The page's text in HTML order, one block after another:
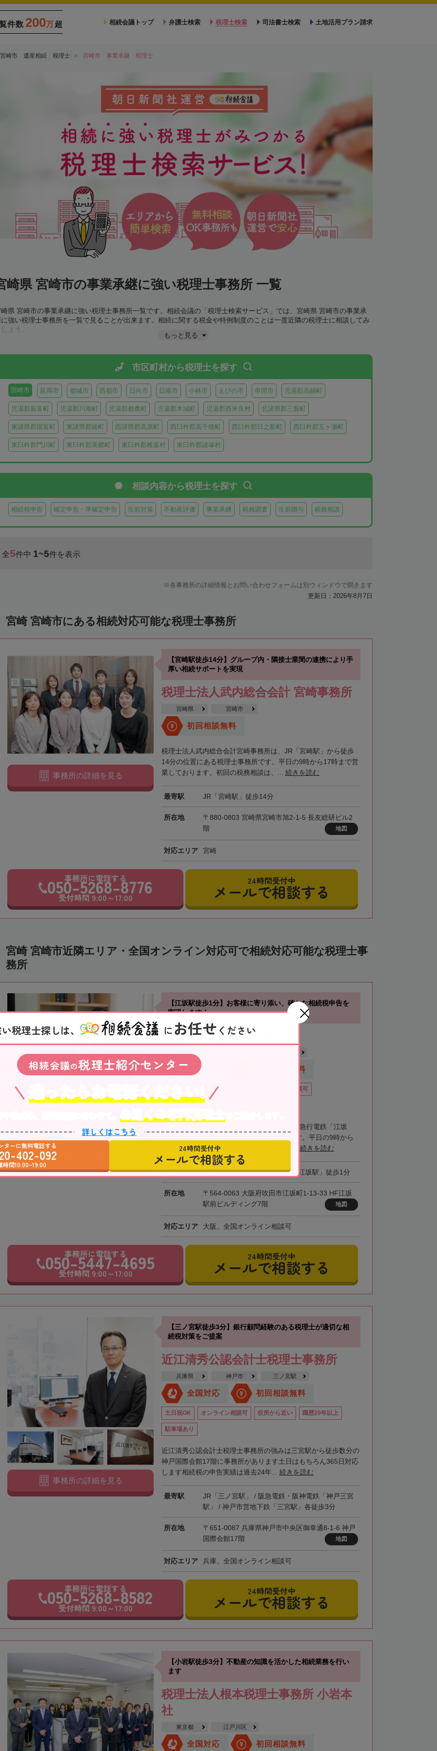
件数 200万超 相続会議トップ 弁護士検索 税理士検索 司法書士検索 土地活用プラン請求
宮崎市 遺産相続 税理士 宮崎市 事業承継 税理士
崎県 宮崎市の事業承継に強い税理士事務所 一覧
県 宮崎市の事業承継に強い税理士事務所一覧です。相続会議の「税理士検索サービス」では、宮崎県 宮崎市の事業承
強い税理士事務所を一覧で見ることが出来ます。相続に関する税金や特例制度のことは一度近隣の税理士に相談してみ
ょう。
もっと見る
市区町村から税理士を探す
宮崎市 延岡市 都城市 西都市 日向市 日南市 小林市 えびの市 串間市 児湯郡高鍋町
児湯郡新富町 児湯郡川南町 児湯郡都農町 児湯郡木城町 児湯郡西米良村 北諸県郡三股町
東諸県郡国富町 東諸県郡綾町 西諸県郡高原町 西臼杵郡高千穂町 西臼杵郡日之影町 西臼杵郡五ヶ瀬町
東臼杵郡門川町 東臼杵郡美郷町 東臼杵郡椎葉村 東臼杵郡諸塚村
相談内容から税理士を探す
相続税申告 確定申告・準確定申告 生前対策 不動産評価 事業承継 税務調査 生前贈与 税務相談
全5件中 1~5件を表示
各事務所の詳細情報とお問い合わせフォームは別ウィンドウで開きます
更新日：2026年8月7日
宮崎 宮崎市にある相続対応可能な税理士事務所
【宮崎駅徒歩14分】グループ内・隣接士業間の連携により手
厚い相続サポートを実現
税理士法人武内総合会計 宮崎事務所
宮崎県 宮崎市
初回相談無料
税理士法人武内総合会計宮崎事務所は、JR「宮崎駅」から徒歩
14分の位置にある税理士事務所です。平日の9時から17時まで営
業しております。初回の税務相談は、... 続きを読む
最寄駅 JR「宮崎駅」徒歩14分
所在地
〒880-0803 宮崎県宮崎市旭2-1-5 長友総研ビル2
階
地図
対応エリア 宮崎
事務所の詳細を見る
事務所に電話する
050-5268-8776
受付時間 9:00～17:00
24時間受付中
メールで相談する
宮崎 宮崎市近隣エリア・全国オンライン対応可で相続対応可能な税理士事
務所
【江坂駅徒歩1分】お客様に寄り添い、確かな相続税申告を
実現します！
OAG税理士法人 大阪
大阪府
全国対応 初回相談無料
在籍数10名以上 オンライン相談可
OAG税理士法人大阪は、大阪メトロ・北大阪急行電鉄「江坂
駅」から徒歩1分の位置にある税理士法人です。平日の9時から
17時まで営業しており、土日祝日や時間外... 続きを読む
最寄駅 大阪メトロ・北大阪急行電鉄「江坂駅」徒歩1分
所在地
〒564-0063 大阪府吹田市江坂町1-13-33 HF江坂
駅前ビルディング7階
地図
対応エリア 大阪、全国オンライン相談可
事務所の詳細を見る
事務所に電話する
050-5447-4695
受付時間 9:00～17:00
24時間受付中
メールで相談する
【三ノ宮駅徒歩3分】銀行顧問経験のある税理士が適切な相
続税対策をご提案
近江清秀公認会計士税理士事務所
兵庫県 神戸市 三ノ宮駅
全国対応 初回相談無料
土日祝OK オンライン相談可 役所から近い 職歴20年以上
駐車場あり
近江清秀公認会計士税理士事務所の強みは三宮駅から徒歩数分の
神戸国際会館17階に事務所があります土日はもちろん365日対応
します相続税の申告実績は過去24年... 続きを読む
最寄駅
JR「三ノ宮駅」 / 阪急電鉄・阪神電鉄「神戸三宮
駅」 / 神戸市営地下鉄「三宮駅」各徒歩3分
所在地
〒651-0087 兵庫県神戸市中央区御幸通8-1-6 神戸
国際会館17階
地図
対応エリア 兵庫、全国オンライン相談可
事務所の詳細を見る
事務所に電話する
050-5268-8582
受付時間 9:00～17:00
24時間受付中
メールで相談する
【小岩駅徒歩3分】不動産の知識を活かした相続業務を行い
ます
税理士法人根本税理士事務所 小岩本
社
東京都 江戸川区
全国対応 初回相談無料
税理士探しは、 にお任せ ください
相続会議の税理士紹介センター
迷ったらお電話ください!
お近くの専門税理士
詳しくはこちら
24時間受付中
メールで相談する
ターに無料電話する
402-092
時間10:00~19:00